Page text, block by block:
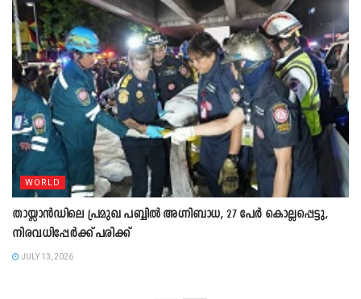
WORLD
തായ്ലാൻഡിലെ പ്രമുഖ പബ്ബിൽ അഗ്നിബാധ, 27 പേർ കൊല്ലപ്പെട്ടു,
നിരവധിപ്പേർക്ക് പരിക്ക്
JULY 13, 2026